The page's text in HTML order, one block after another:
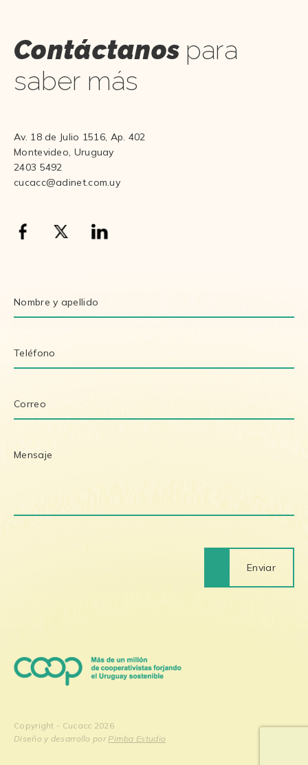
Contáctanos para
saber más
Av. 18 de Julio 1516, Ap. 402
Montevideo, Uruguay
2403 5492
cucacc@adinet.com.uy
Enviar
Copyright - Cucacc 2026
Diseño y desarrollo por Pimba Estudio